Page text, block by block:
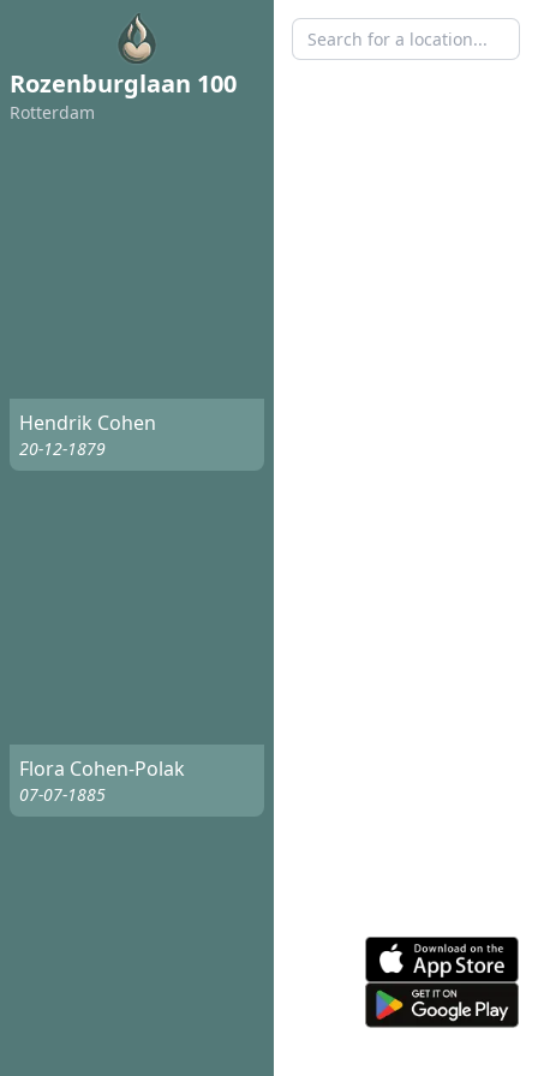
Rozenburglaan 100
Rotterdam
Hendrik Cohen
20-12-1879
Flora Cohen-Polak
07-07-1885